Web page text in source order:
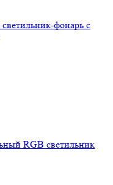
фонарь с
RGB светильник